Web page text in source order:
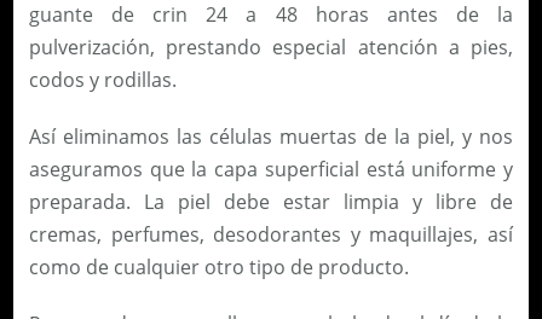
guante de crin 24 a 48 horas antes de la
pulverización, prestando especial atención a pies,
codos y rodillas.
Así eliminamos las células muertas de la piel, y nos
aseguramos que la capa superficial está uniforme y
preparada. La piel debe estar limpia y libre de
cremas, perfumes, desodorantes y maquillajes, así
como de cualquier otro tipo de producto.